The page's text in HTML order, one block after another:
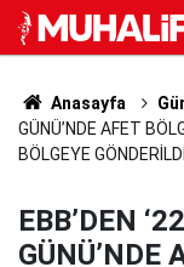
Anasayfa
GÜNÜ’NDE AFET
BÖLGEYE GÖNDERİLDİ
EBB’DEN
GÜNÜ’NDE